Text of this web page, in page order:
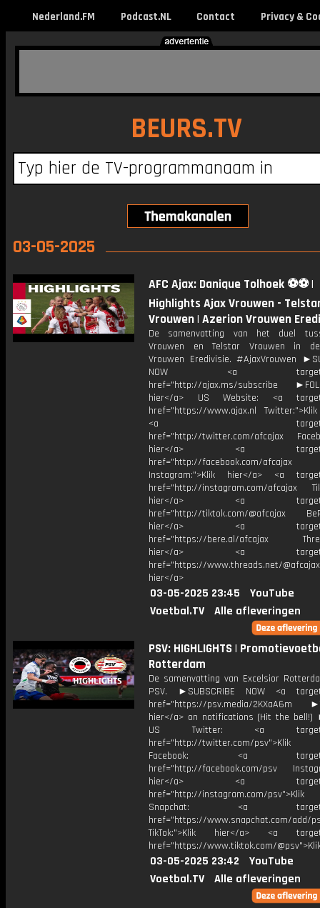
Nederland.FM Podcast.NL Contact Privacy &
BEURS.TV
03-05-2025
AFC Ajax: Danique Tolhoek ⚽️⚽️ |
Highlights Ajax Vrouwen -
Vrouwen | Azerion Vrouwen
De samenvatting van het duel
Vrouwen en Telstar Vrouwen in
Vrouwen Eredivisie. #AjaxVrouwen
NOW <a
href="http://ajax.ms/subscribe
hier</a> US Website: <a
href="https://www.ajax.nl
<a
href="http://twitter.com/afcajax
hier</a> <a
href="http://facebook.com/afcajax
Instagram:">Klik hier</a> <a
href="http://instagram.com/afcajax
hier</a> <a
href="http://tiktok.com/@afcajax
hier</a> <a
href="https://bere.al/afcajax
hier</a> <a
href="https://www.threads.net/
hier</a>
03-05-2025 23:45
YouTube
Voetbal.TV
Alle afleveringen
PSV: HIGHLIGHTS |
Rotterdam
De samenvatting van Excelsior
PSV. ►SUBSCRIBE NOW <a
href="https://psv.media/2KXaA6m
hier</a> on notifications (Hit the bell!)
US Twitter: <a
href="http://twitter.com/psv">Klik
Facebook: <a
href="http://facebook.com/psv
hier</a> <a
href="http://instagram.com/
Snapchat: <a
href="https://www.snapchat.com/add/
TikTok:">Klik hier</a> <a
href="https://www.tiktok.com/
03-05-2025 23:42
YouTube
Voetbal.TV
Alle afleveringen